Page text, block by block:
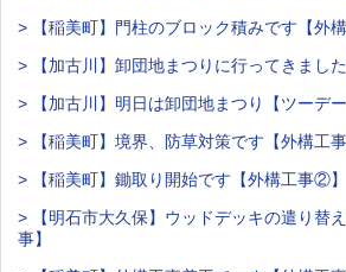
> 【稲美町】門柱のブロック積みです【外
> 【加古川】卸団地まつりに行ってきまし
> 【加古川】明日は卸団地まつり【ツーデー
> 【稲美町】境界、防草対策です【外構工
> 【稲美町】鋤取り開始です【外構工事②】
> 【明石市大久保】ウッドデッキの遣り替
事】